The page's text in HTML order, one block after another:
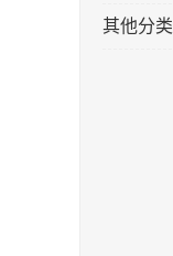
其他分类